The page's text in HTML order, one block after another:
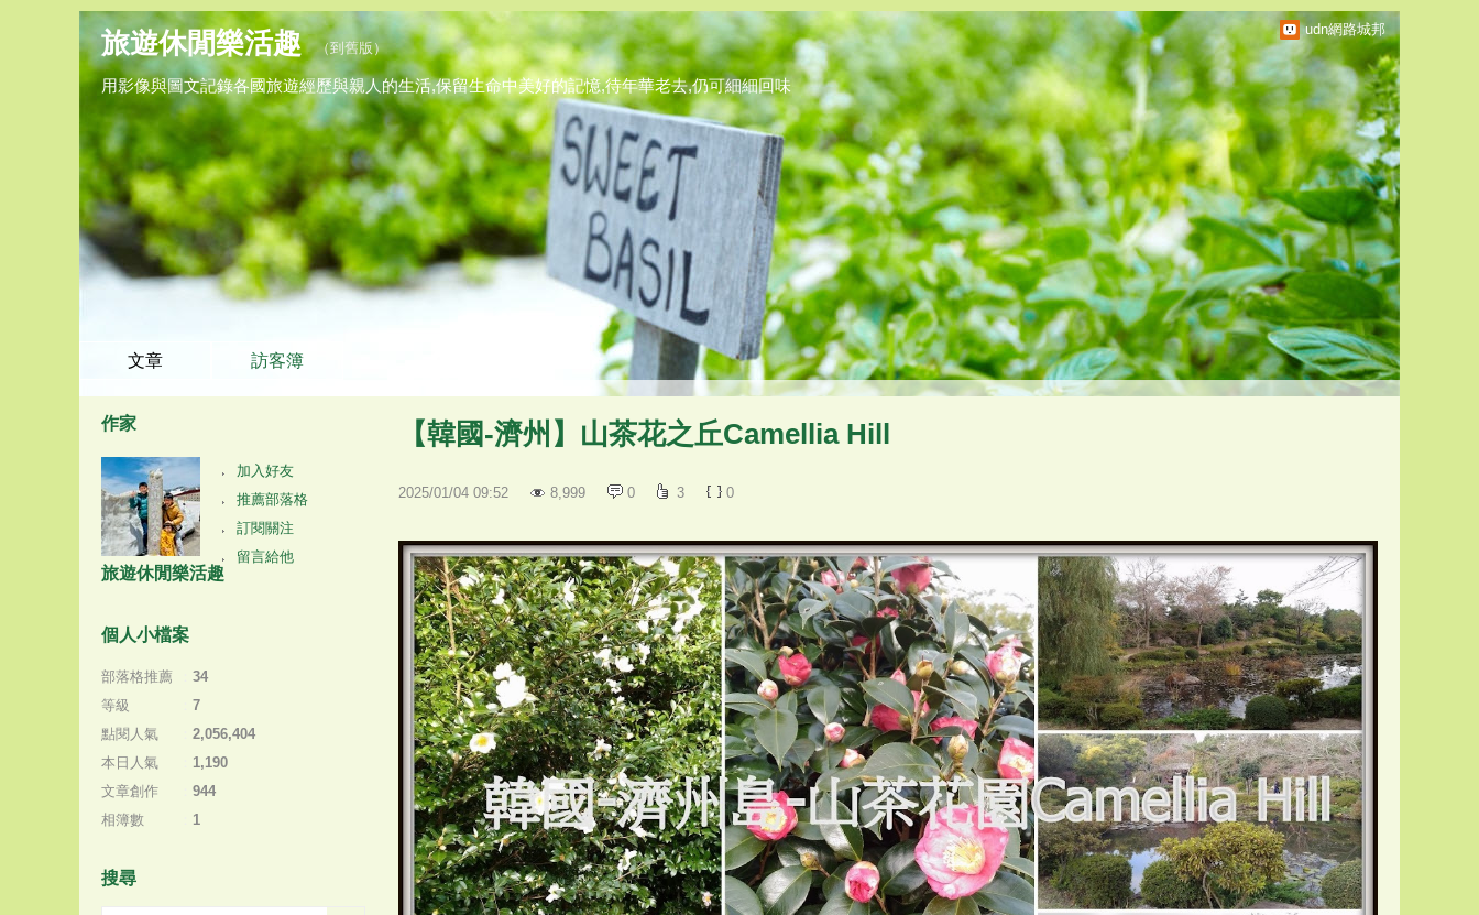
udn網路城邦
旅遊休閒樂活趣（到舊版）
用影像與圖文記錄各國旅遊經歷與親人的生活,保留生命中美好的記憶,待年華老去,仍可細細回味
文章 訪客簿
【韓國-濟州】山茶花之丘Camellia Hill
2025/01/04 09:52 8,999 0 3 0
作家
加入好友
推薦部落格
訂閱關注
留言給他
旅遊休閒樂活趣
個人小檔案
部落格推薦
34
等級
7
點閱人氣
2,056,404
本日人氣
1,190
文章創作
944
相簿數
1
搜尋